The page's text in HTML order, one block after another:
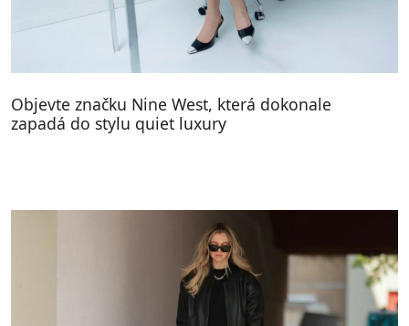
Objevte značku Nine West, která dokonale
zapadá do stylu quiet luxury